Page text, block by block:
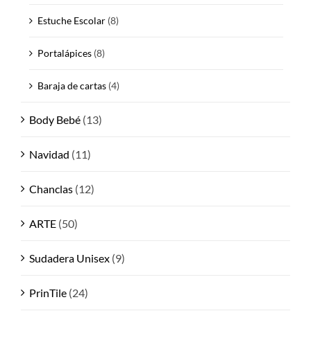
Estuche Escolar (8)
Portalápices (8)
Baraja de cartas (4)
Body Bebé (13)
Navidad (11)
Chanclas (12)
ARTE (50)
Sudadera Unisex (9)
PrinTile (24)